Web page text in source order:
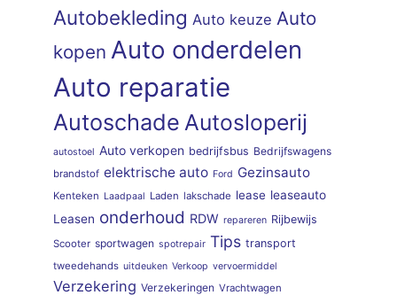
Autobekleding Auto keuze Auto
kopen Auto onderdelen
Auto reparatie
Autoschade Autosloperij
autostoel Auto verkopen bedrijfsbus Bedrijfswagens
brandstof elektrische auto Ford Gezinsauto
Kenteken Laadpaal Laden lakschade lease leaseauto
Leasen onderhoud RDW repareren Rijbewijs
Scooter sportwagen spotrepair Tips transport
tweedehands uitdeuken Verkoop vervoermiddel
Verzekering Verzekeringen Vrachtwagen